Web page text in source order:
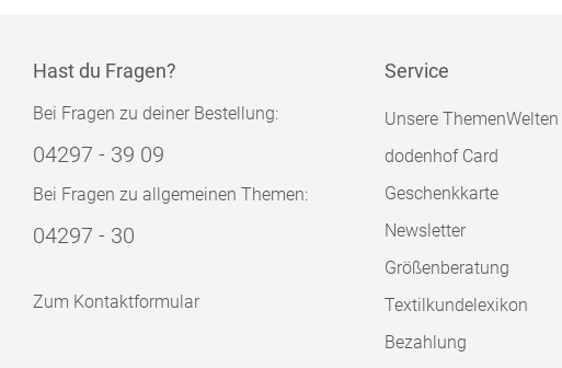
Hast du Fragen?
Bei Fragen zu deiner Bestellung:
04297 - 39 09
Bei Fragen zu allgemeinen Themen:
04297 - 30
Zum Kontaktformular
Service
Unsere ThemenWelten
dodenhof Card
Geschenkkarte
Newsletter
Größenberatung
Textilkundelexikon
Bezahlung